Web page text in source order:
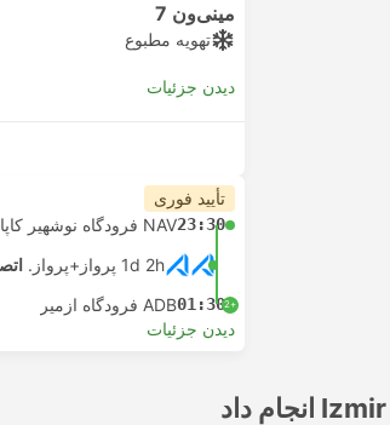
مینی‌ون 7
تهویه مطبوع
دیدن جزئیات
تأیید فوری
23:30NAV فرودگاه نوشهیر کاپادوکیا
1d 2h پرواز+پرواز.
+2
01:30ADB فرودگاه ازمیر
دیدن جزئیات